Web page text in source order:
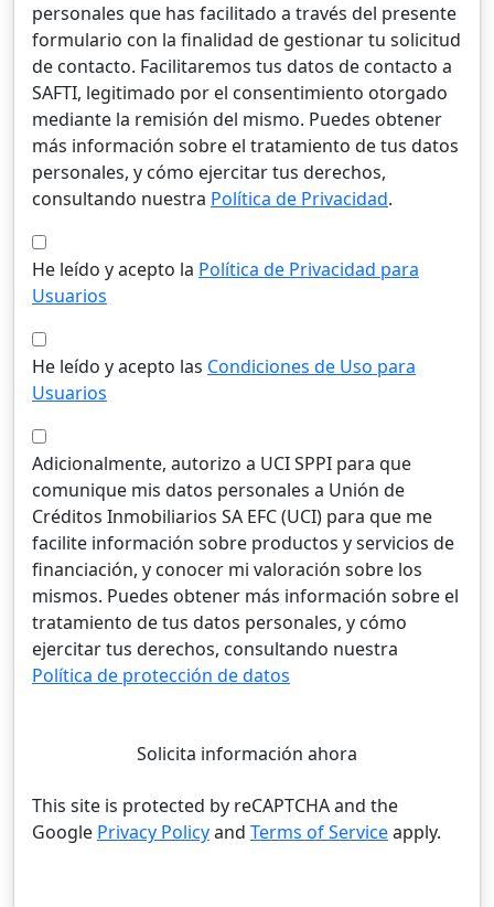
personales que has facilitado a través del presente
formulario con la finalidad de gestionar tu solicitud
de contacto. Facilitaremos tus datos de contacto a
SAFTI, legitimado por el consentimiento otorgado
mediante la remisión del mismo. Puedes obtener
más información sobre el tratamiento de tus datos
personales, y cómo ejercitar tus derechos,
consultando nuestra Política de Privacidad.
He leído y acepto la Política de Privacidad para
Usuarios
He leído y acepto las Condiciones de Uso para
Usuarios
Adicionalmente, autorizo a UCI SPPI para que
comunique mis datos personales a Unión de
Créditos Inmobiliarios SA EFC (UCI) para que me
facilite información sobre productos y servicios de
financiación, y conocer mi valoración sobre los
mismos. Puedes obtener más información sobre el
tratamiento de tus datos personales, y cómo
ejercitar tus derechos, consultando nuestra
Política de protección de datos
Solicita información ahora
This site is protected by reCAPTCHA and the
Google Privacy Policyand Terms of Serviceapply.